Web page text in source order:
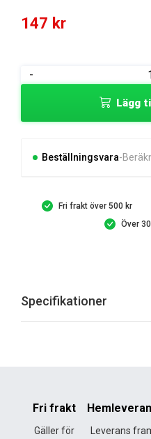
147 kr
-
MOUNTING
PULLEY
Lägg
Beställningsvara
Fri frakt över 500 kr
Över
Specifikationer
Fri frakt
Gäller för
Leverans